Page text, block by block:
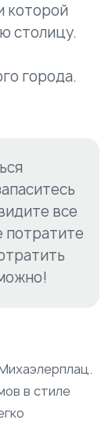
которой
столицу.
города.
все
потратите
в стиле